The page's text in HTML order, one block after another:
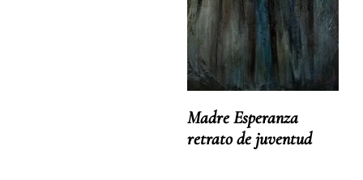
Madre Esperanza
retrato de juventud